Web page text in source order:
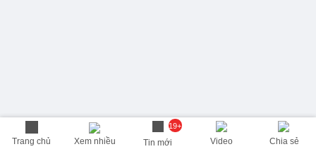
Trang chủ Xem nhiều
19+
Tin mới Video Chia sẻ